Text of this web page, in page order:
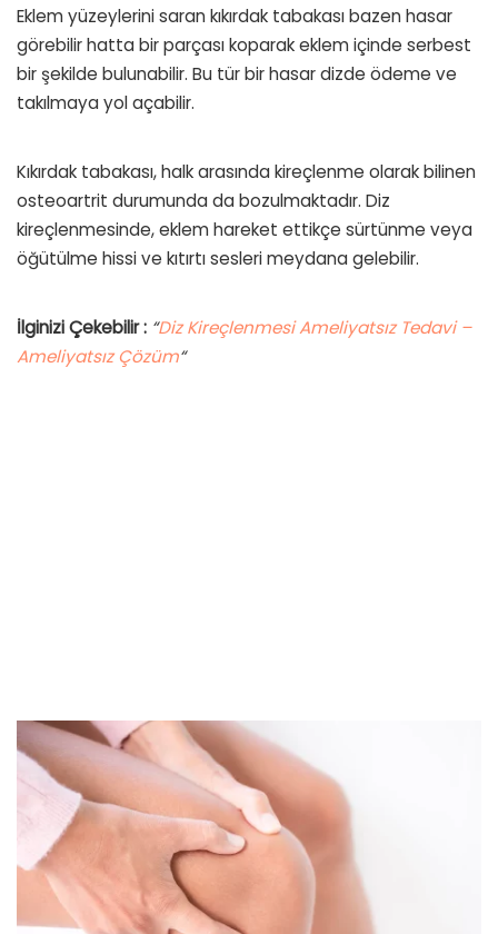
Eklem yüzeylerini saran kıkırdak tabakası bazen hasar
görebilir hatta bir parçası koparak eklem içinde serbest
bir şekilde bulunabilir. Bu tür bir hasar dizde ödeme ve
takılmaya yol açabilir.
Kıkırdak tabakası, halk arasında kireçlenme olarak bilinen
osteoartrit durumunda da bozulmaktadır. Diz
kireçlenmesinde, eklem hareket ettikçe sürtünme veya
öğütülme hissi ve kıtırtı sesleri meydana gelebilir.
İlginizi Çekebilir : “Diz Kireçlenmesi Ameliyatsız Tedavi –
Ameliyatsız Çözüm“